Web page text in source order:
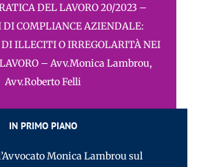
DEL LAVORO 20/2023 –
COMPLIANCE AZIENDALE:
ILLECITI O IRREGOLARITÀ NEI
– Avv.Monica Lambrou,
Avv.Roberto Felli
IN PRIMO PIANO
Monica Lambrou sul